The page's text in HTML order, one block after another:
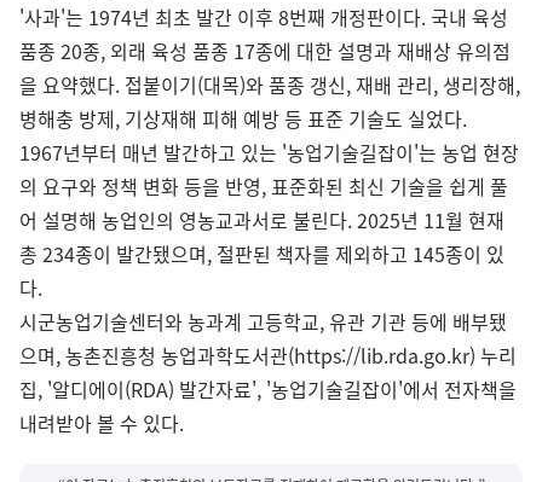
'사과'는 1974년 최초 발간 이후 8번째 개정판이다. 국내 육성
품종 20종, 외래 육성 품종 17종에 대한 설명과 재배상 유의점
을 요약했다. 접붙이기(대목)와 품종 갱신, 재배 관리, 생리장해,
병해충 방제, 기상재해 피해 예방 등 표준 기술도 실었다.
1967년부터 매년 발간하고 있는 '농업기술길잡이'는 농업 현장
의 요구와 정책 변화 등을 반영, 표준화된 최신 기술을 쉽게 풀
어 설명해 농업인의 영농교과서로 불린다. 2025년 11월 현재
총 234종이 발간됐으며, 절판된 책자를 제외하고 145종이 있
다.
시군농업기술센터와 농과계 고등학교, 유관 기관 등에 배부됐
으며, 농촌진흥청 농업과학도서관(https://lib.rda.go.kr) 누리
집, '알디에이(RDA) 발간자료', '농업기술길잡이'에서 전자책을
내려받아 볼 수 있다.